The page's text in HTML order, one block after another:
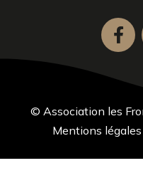
© Association les
Mentions légales